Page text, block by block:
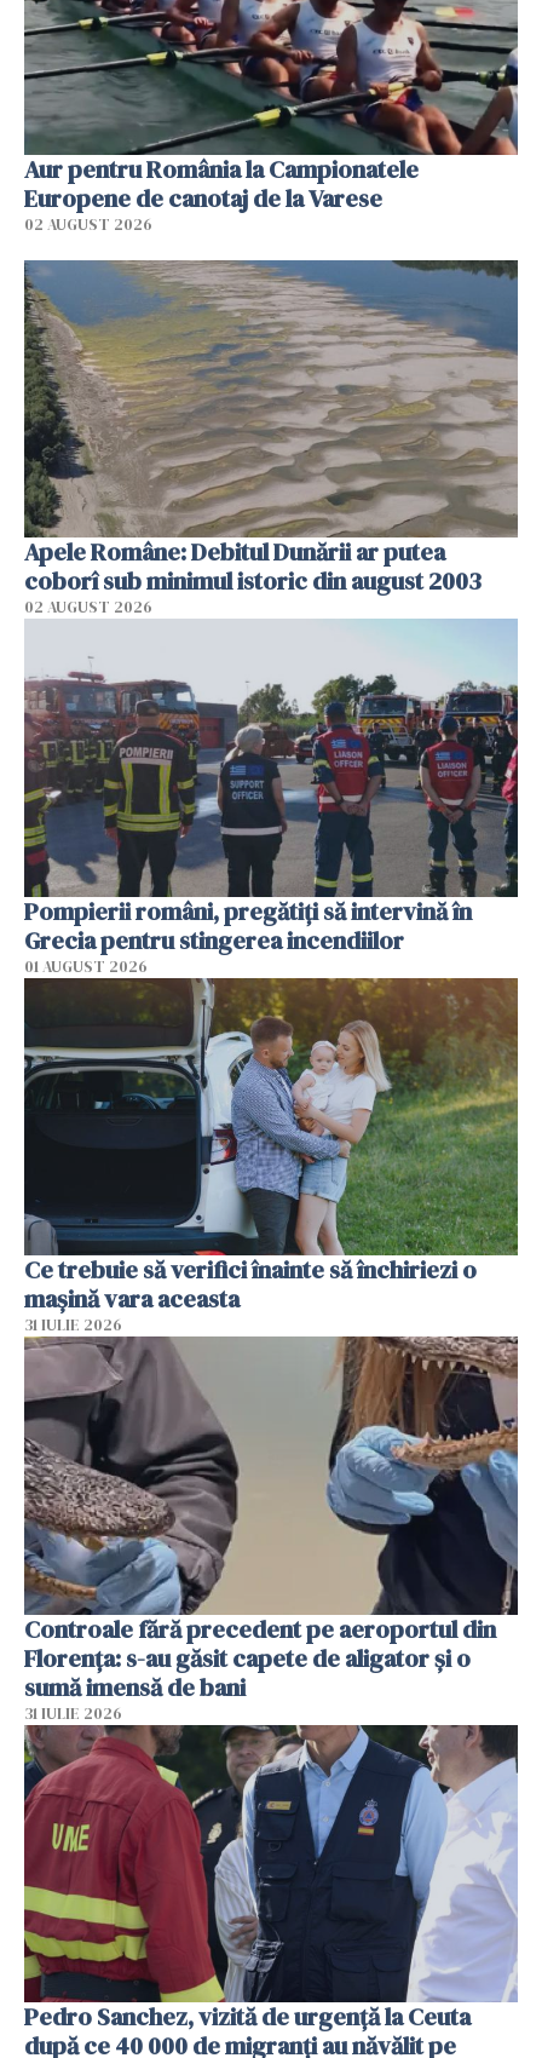
Aur pentru România la Campionatele
Europene de canotaj de la Varese
02 AUGUST 2026
Apele Române: Debitul Dunării ar putea
coborî sub minimul istoric din august 2003
02 AUGUST 2026
Pompierii români, pregătiţi să intervină în
Grecia pentru stingerea incendiilor
01 AUGUST 2026
Ce trebuie să verifici înainte să închiriezi o
mașină vara aceasta
31 IULIE 2026
Controale fără precedent pe aeroportul din
Florența: s-au găsit capete de aligator și o
sumă imensă de bani
31 IULIE 2026
Pedro Sanchez, vizită de urgență la Ceuta
după ce 40 000 de migranți au năvălit pe